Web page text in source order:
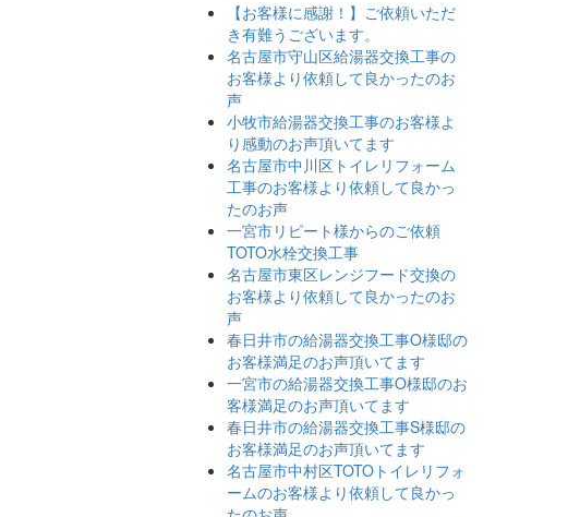
【お客様に感謝！】ご依頼いただ
き有難うございます。
名古屋市守山区給湯器交換工事の
お客様より依頼して良かったのお
声
小牧市給湯器交換工事のお客様よ
り感動のお声頂いてます
名古屋市中川区トイレリフォーム
工事のお客様より依頼して良かっ
たのお声
一宮市リピート様からのご依頼
TOTO水栓交換工事
名古屋市東区レンジフード交換の
お客様より依頼して良かったのお
声
春日井市の給湯器交換工事O様邸の
お客様満足のお声頂いてます
一宮市の給湯器交換工事O様邸のお
客様満足のお声頂いてます
春日井市の給湯器交換工事S様邸の
お客様満足のお声頂いてます
名古屋市中村区TOTOトイレリフォ
ームのお客様より依頼して良かっ